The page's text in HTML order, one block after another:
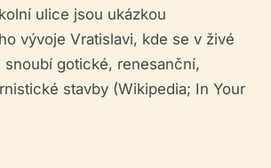
ulice jsou ukázkou
vývoje Vratislavi, kde se v živé
snoubí gotické, renesanční,
stavby (Wikipedia; In Your